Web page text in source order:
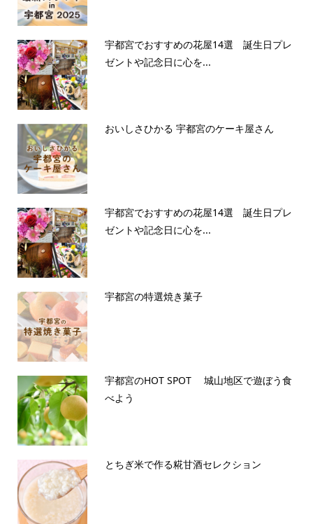
宇都宮でおすすめの花屋14選 誕生日プレ
ゼントや記念日に心を...
おいしさひかる 宇都宮のケーキ屋さん
宇都宮でおすすめの花屋14選 誕生日プレ
ゼントや記念日に心を...
宇都宮の特選焼き菓子
宇都宮のHOT SPOT 城山地区で遊ぼう食
べよう
とちぎ米で作る糀甘酒セレクション